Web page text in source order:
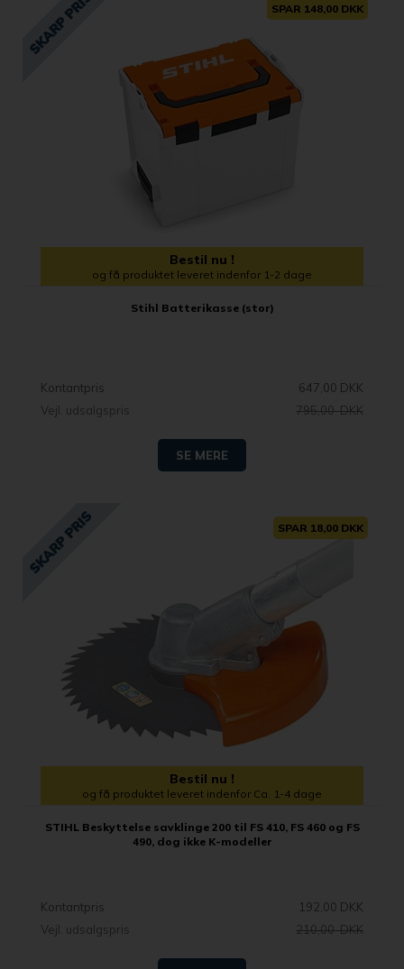
SPAR 148,00 DKK
Bestil nu !
og få produktet leveret indenfor 1-2 dage
Stihl Batterikasse (stor)
Kontantpris
647,00 DKK
Vejl. udsalgspris
795,00 DKK
SE MERE
SPAR 18,00 DKK
Bestil nu !
og få produktet leveret indenfor Ca. 1-4 dage
STIHL Beskyttelse savklinge 200 til FS 410, FS 460 og FS
490, dog ikke K-modeller
Kontantpris
192,00 DKK
Vejl. udsalgspris
210,00 DKK